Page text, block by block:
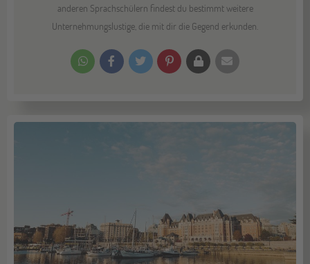
anderen Sprachschülern findest du bestimmt weitere
Unternehmungslustige, die mit dir die Gegend erkunden.